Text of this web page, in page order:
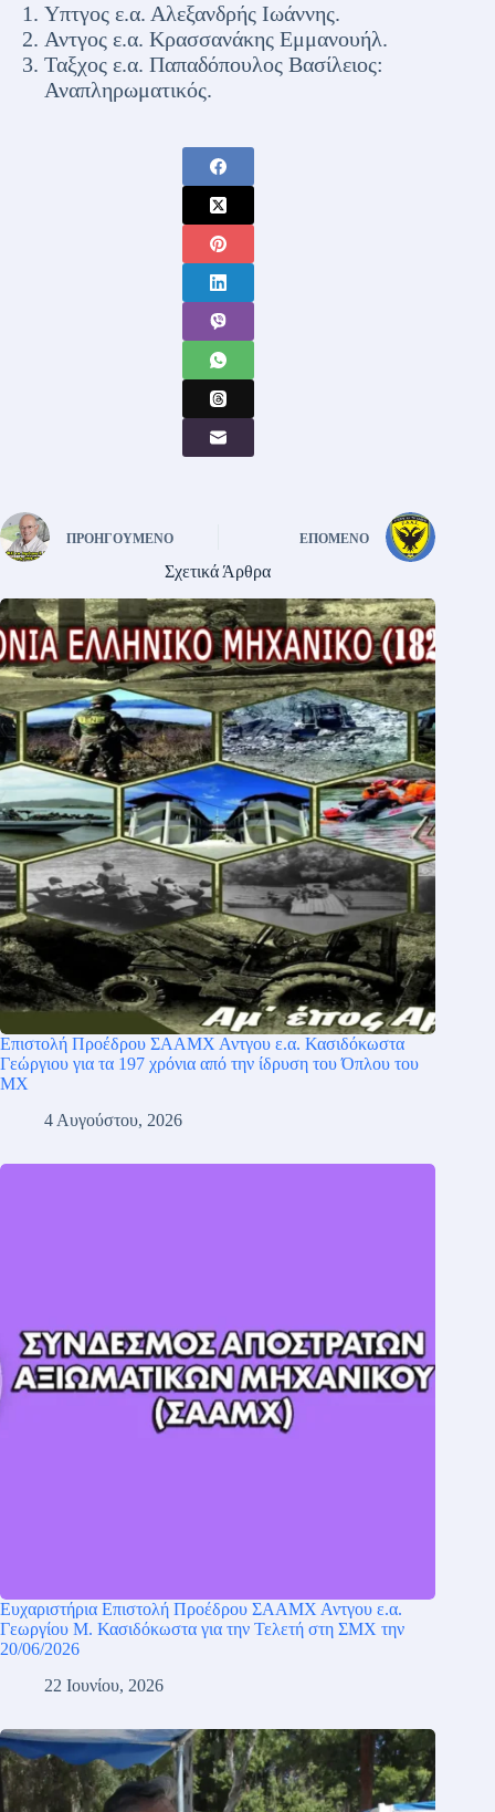
Υπτγος ε.α. Αλεξανδρής Ιωάννης.
Αντγος ε.α. Κρασσανάκης Εμμανουήλ.
Ταξχος ε.α. Παπαδόπουλος Βασίλειος:
Αναπληρωματικός.
ΠΡΟΗΓΟΎΜΕΝΟ ΕΠΌΜΕΝΟ
Σχετικά Άρθρα
Επιστολή Προέδρου ΣΑΑΜΧ Αντγου ε.α. Κασιδόκωστα
Γεώργιου για τα 197 χρόνια από την ίδρυση του Όπλου του
ΜΧ
4 Αυγούστου, 2026
Ευχαριστήρια Επιστολή Προέδρου ΣΑΑΜΧ Αντγου ε.α.
Γεωργίου Μ. Κασιδόκωστα για την Τελετή στη ΣΜΧ την
20/06/2026
22 Ιουνίου, 2026